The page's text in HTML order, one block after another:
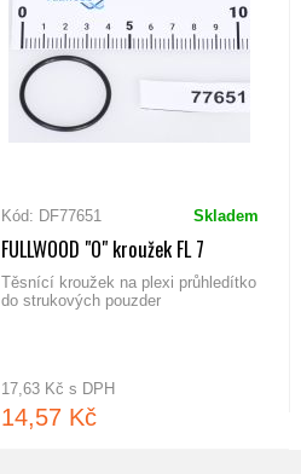
Kód: DF77651 Skladem
FULLWOOD "O" kroužek FL 7
Těsnící kroužek na plexi průhledítko
do strukových pouzder
17,63 Kč s DPH
14,57 Kč